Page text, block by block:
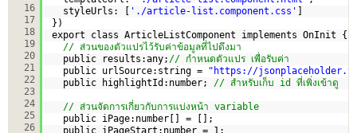
16
17
18
19
20
21
22
23
24
25
26
styleUrls: [ './article-list.component.css' ]
})
export class ArticleListComponent implements OnInit {
// ส่วนของตัวแปรไว้รับค่าข้อมูลที่ไปดึงมา
public results:any; // กำหนดตัวแปร เพื่อรับค่า
public urlSource:string =
" https://
public highlightId:number; // สำหรับเก็บ id ที่เพิ่งเข้าดู
// ส่วนจัดการเกี่ยวกับการแบ่งหน้า variable
public iPage:number[] = [];
public iPageStart:number = 1;